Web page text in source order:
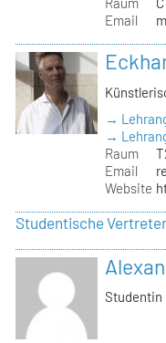
Email
→
→
Raum
Email
Website
Studentische
Studentin